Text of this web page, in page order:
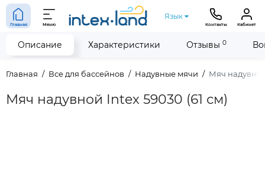
Главная Меню
Язык
Контакты Кабинет
Главная Все для бассейнов Надувные мячи Мяч
Мяч надувной Intex 59030 (61 см)
Описание Характеристики Отзывы 0